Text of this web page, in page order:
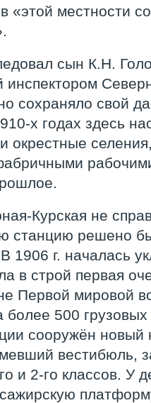
«этой местности
сын К.Н.
сохраняло свой
х годах здесь
окрестные
Курская не
станцию решено
1906 г. началась
в строй первая
Первой мировой
500 грузовых
сооружён новый
вестибюль,
и 2-го классов. У